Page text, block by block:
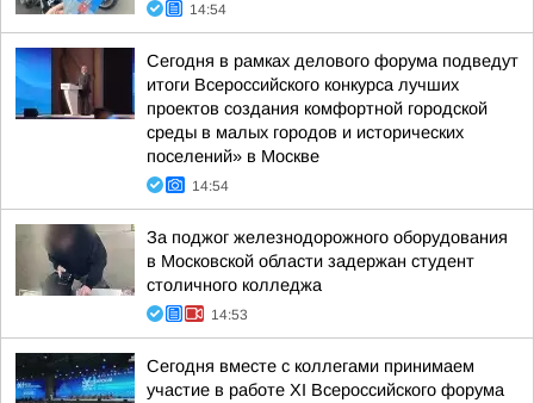
14:54
Сегодня в рамках делового форума подведут
итоги Всероссийского конкурса лучших
проектов создания комфортной городской
среды в малых городов и исторических
поселений» в Москве
14:54
За поджог железнодорожного оборудования
в Московской области задержан студент
столичного колледжа
14:53
Сегодня вместе с коллегами принимаем
участие в работе XI Всероссийского форума